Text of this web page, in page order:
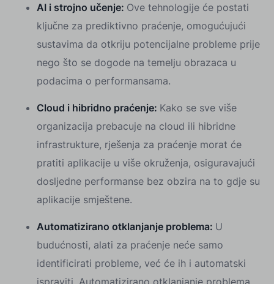
AI i strojno učenje: Ove tehnologije će postati
ključne za prediktivno praćenje, omogućujući
sustavima da otkriju potencijalne probleme prije
nego što se dogode na temelju obrazaca u
podacima o performansama.
Cloud i hibridno praćenje: Kako se sve više
organizacija prebacuje na cloud ili hibridne
infrastrukture, rješenja za praćenje morat će
pratiti aplikacije u više okruženja, osiguravajući
dosljedne performanse bez obzira na to gdje su
aplikacije smještene.
Automatizirano otklanjanje problema: U
budućnosti, alati za praćenje neće samo
identificirati probleme, već će ih i automatski
ispraviti. Automatizirano otklanjanje problema